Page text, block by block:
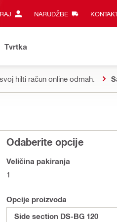
NARUDŽBE
Tvrtka
hilti račun online odmah.
Odaberite opcije
Veličina pakiranja
1
Opcije proizvoda
Side section DS-BG 120